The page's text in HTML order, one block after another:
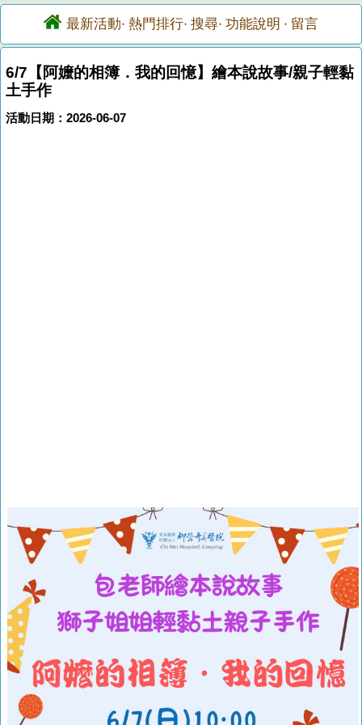
最新活動· 熱門排行· 搜尋· 功能說明 · 留言
6/7【阿嬤的相簿．我的回憶】繪本說故事/親子輕黏
土手作
活動日期：2026-06-07